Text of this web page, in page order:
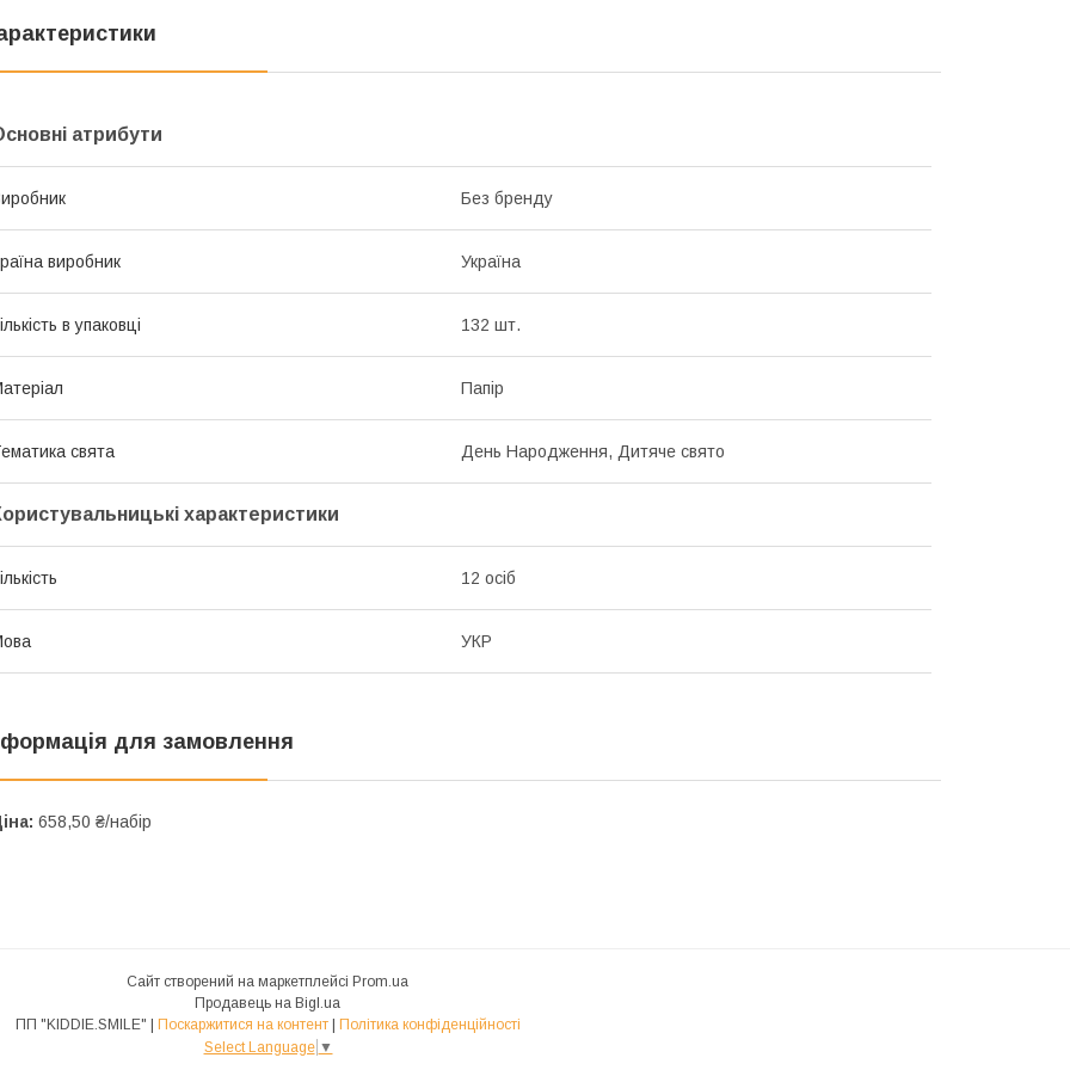
атрибути
Без бренду
виробник Україна
в упаковці 132 шт.
Папір
свята День Народження, Дитяче свято
характеристики
12 осіб
УКР
для замовлення
658,50 ₴/набір
Сайт створений на маркетплейсі Prom.ua
Продавець на Bigl.ua
Поскаржитися на контент
Політика конфіденційності
Select Language ▼